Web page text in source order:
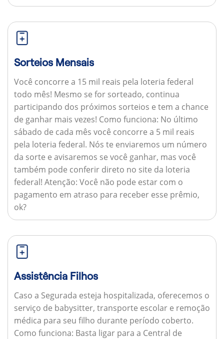
Sorteios Mensais
Você concorre a 15 mil reais pela loteria federal
todo mês! Mesmo se for sorteado, continua
participando dos próximos sorteios e tem a chance
de ganhar mais vezes! Como funciona: No último
sábado de cada mês você concorre a 5 mil reais
pela loteria federal. Nós te enviaremos um número
da sorte e avisaremos se você ganhar, mas você
também pode conferir direto no site da loteria
federal! Atenção: Você não pode estar com o
pagamento em atraso para receber esse prêmio,
ok?
Assistência Filhos
Caso a Segurada esteja hospitalizada, oferecemos o
serviço de babysitter, transporte escolar e remoção
médica para seu filho durante período coberto.
Como funciona: Basta ligar para a Central de